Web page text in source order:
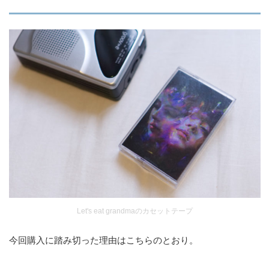
Let's eat grandmaのカセットテープ
今回購入に踏み切った理由はこちらのとおり。